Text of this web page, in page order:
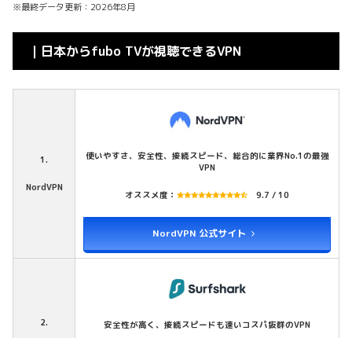
※最終データ更新：2026年8月
｜日本からfubo TVが視聴できるVPN
1.
NordVPN
使いやすさ、安全性、接続スピード、総合的に業界No.1の最強
VPN
オススメ度： 9.7 / 10
NordVPN 公式サイト
2. 安全性が高く、接続スピードも速いコスパ抜群のVPN